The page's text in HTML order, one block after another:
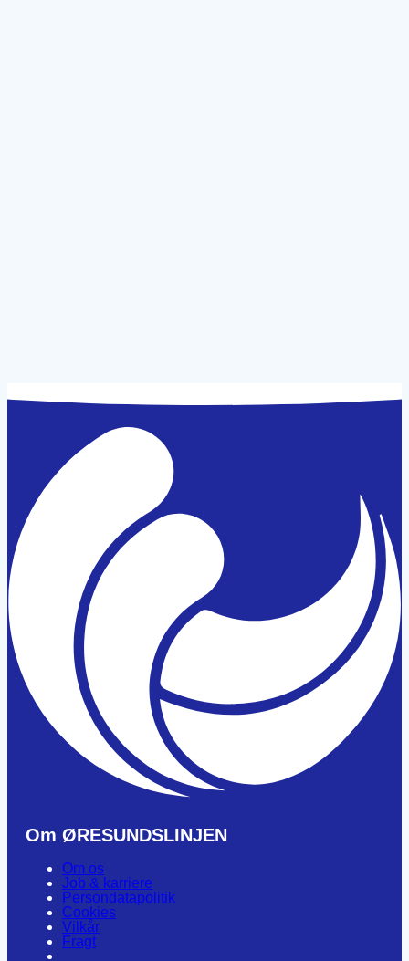
Om ØRESUNDSLINJEN
Om os
Job & karriere
Persondatapolitik
Cookies
Vilkår
Fragt